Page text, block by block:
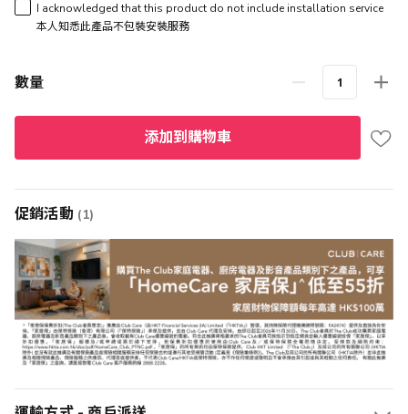
I acknowledged that this product do not include installation service
本人知悉此產品不包裝安裝服務
數量
添加到購物車
促銷活動 (1)